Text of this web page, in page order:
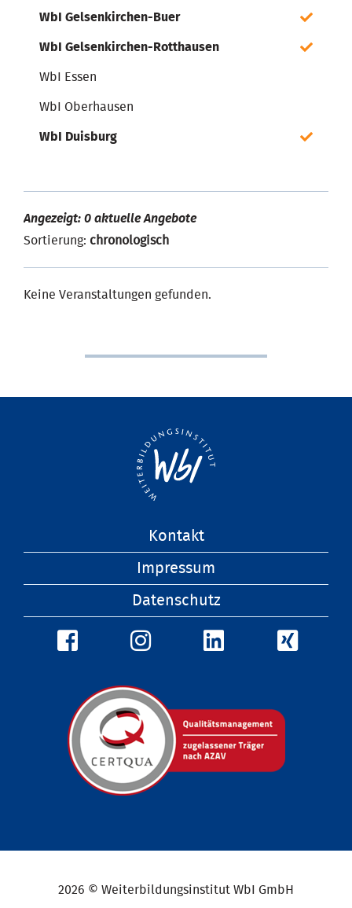
WbI Gelsenkirchen-Buer
WbI Gelsenkirchen-Rotthausen
WbI Essen
WbI Oberhausen
WbI Duisburg
Angezeigt: 0 aktuelle Angebote
Sortierung: chronologisch
Keine Veranstaltungen gefunden.
Kontakt
Impressum
Datenschutz
2026 © Weiterbildungsinstitut WbI GmbH